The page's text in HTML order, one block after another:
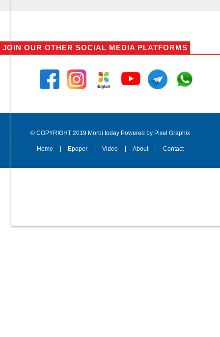
JOIN OUR OTHER SOCIAL MEDIA PLATFORMS
© COPYRIGHT 2019 Morbi today Powered by Pixel Graphix
Home Epaper Video About Contact